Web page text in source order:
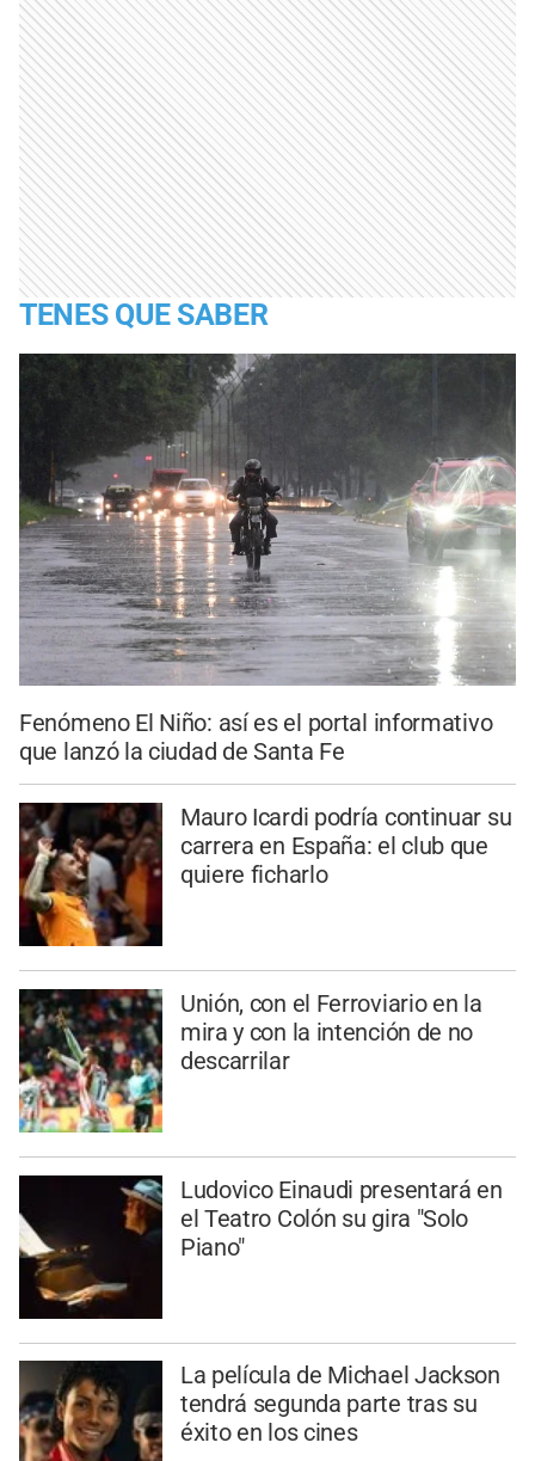
TENES QUE SABER
Fenómeno El Niño: así es el portal informativo
que lanzó la ciudad de Santa Fe
Mauro Icardi podría continuar su
carrera en España: el club que
quiere ficharlo
Unión, con el Ferroviario en la
mira y con la intención de no
descarrilar
Ludovico Einaudi presentará en
el Teatro Colón su gira "Solo
Piano"
La película de Michael Jackson
tendrá segunda parte tras su
éxito en los cines